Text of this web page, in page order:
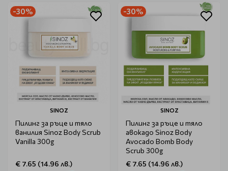
-30%
SINOZ
Пилинг за ръце и тяло
ванилия Sinoz Body Scrub
Vanilla 300g
€ 7.65 (14.96 лв.)
-30%
SINOZ
Пилинг за ръце и тяло
авокадо Sinoz Body
Avocado Bomb Body
Scrub 300g
€ 7.65 (14.96 лв.)